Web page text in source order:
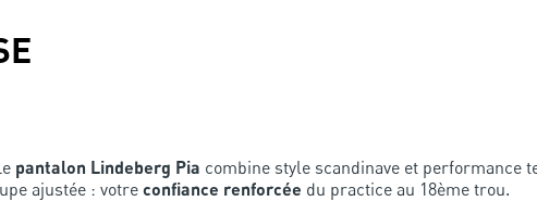
pantalon Lindeberg Pia combine style scandinave et performance
ajustée : votre confiance renforcée du practice au 18ème trou.